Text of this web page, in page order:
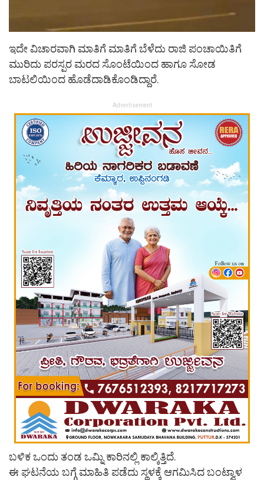
ಇದೇ ವಿಚಾರವಾಗಿ ಮಾತಿಗೆ ಮಾತಿಗೆ ಬೆಳೆದು ರಾಜಿ ಪಂಚಾಯಿತಿಗೆ
ಮುರಿದು ಪರಸ್ಪರ ಮರದ ಸೊಂಟೆಯಿಂದ ಹಾಗೂ ಸೋಡ
ಬಾಟಲಿಯಿಂದ ಹೊಡೆದಾಡಿಕೊಂಡಿದ್ದಾರೆ.
Advertisement
ಬಳಿಕ ಒಂದು ತಂಡ ಒಮ್ನಿ ಕಾರಿನಲ್ಲಿ ಕಾಲ್ಕಿತ್ತಿದೆ.
ಈ ಘಟನೆಯ ಬಗ್ಗೆ ಮಾಹಿತಿ ಪಡೆದು ಸ್ಥಳಕ್ಕೆ ಆಗಮಿಸಿದ ಬಂಟ್ವಾಳ